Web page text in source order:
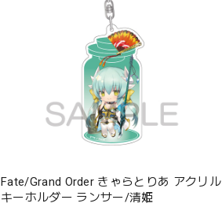
Fate/Grand Order きゃらとりあ アクリル
キーホルダー ランサー/清姫